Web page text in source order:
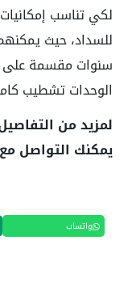
لكي تناسب
سنوات مقسمة على
الوحدات تشطيب
لمزيد من
يمكنك التواصل
واتساب